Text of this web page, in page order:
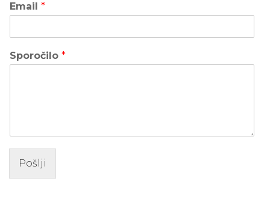
Email *
Sporočilo *
Pošlji